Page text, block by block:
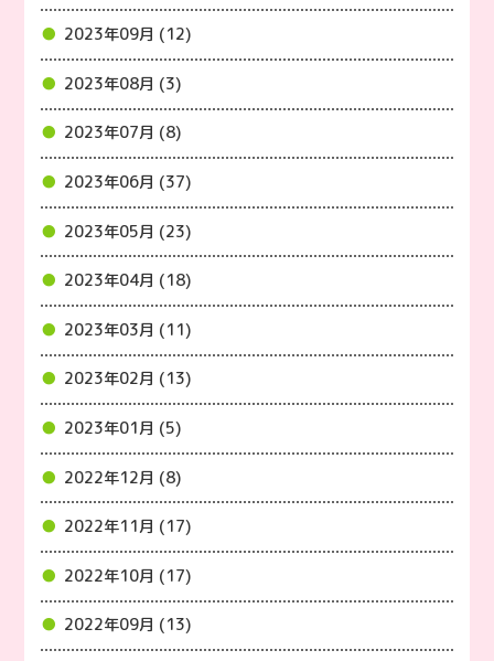
2023年09月 (12)
2023年08月 (3)
2023年07月 (8)
2023年06月 (37)
2023年05月 (23)
2023年04月 (18)
2023年03月 (11)
2023年02月 (13)
2023年01月 (5)
2022年12月 (8)
2022年11月 (17)
2022年10月 (17)
2022年09月 (13)